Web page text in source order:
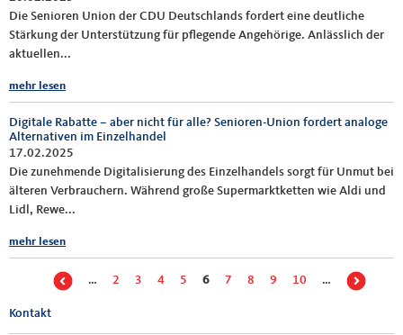
Die Senioren Union der CDU Deutschlands fordert eine deutliche
Stärkung der Unterstützung für pflegende Angehörige. Anlässlich der
aktuellen...
mehr lesen
Digitale Rabatte – aber nicht für alle? Senioren-Union fordert analoge
Alternativen im Einzelhandel
17.02.2025
Die zunehmende Digitalisierung des Einzelhandels sorgt für Unmut bei
älteren Verbrauchern. Während große Supermarktketten wie Aldi und
Lidl, Rewe...
mehr lesen
Seiten … 2 3 4 5 6 7 8 9 10 …
Kontakt